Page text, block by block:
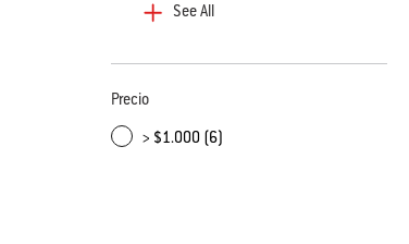
See All
Precio
> $1.000 (6)